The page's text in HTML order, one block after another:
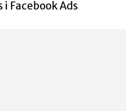
i Facebook Ads